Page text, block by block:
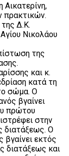
Αικατερίνη,
πρακτικών.
της Δ.Κ.
Νικολάου
της
και κ.
κατά τη
σώμα. Ο
βγαίνει
πρώτου
στην
διατάξεως. Ο
εκτός
διατάξεως και